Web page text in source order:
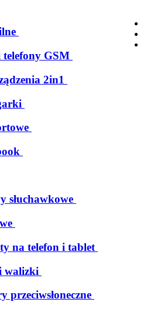
GSM
2in1
słuchawkowe
na telefon i tablet
walizki
przeciwsłoneczne